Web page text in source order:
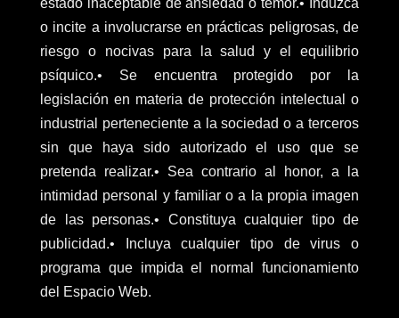
estado inaceptable de ansiedad o temor.• Induzca
o incite a involucrarse en prácticas peligrosas, de
riesgo o nocivas para la salud y el equilibrio
psíquico.• Se encuentra protegido por la
legislación en materia de protección intelectual o
industrial perteneciente a la sociedad o a terceros
sin que haya sido autorizado el uso que se
pretenda realizar.• Sea contrario al honor, a la
intimidad personal y familiar o a la propia imagen
de las personas.• Constituya cualquier tipo de
publicidad.• Incluya cualquier tipo de virus o
programa que impida el normal funcionamiento
del Espacio Web.